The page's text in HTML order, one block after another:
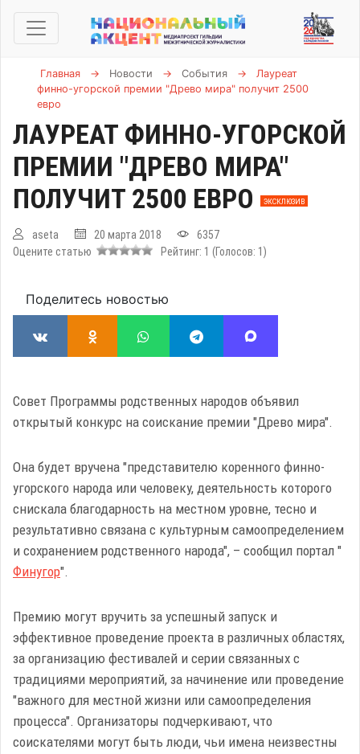
Главная → Новости → События →
Лауреат
финно-угорской премии "Древо мира" получит 2500
евро
ЛАУРЕАТ ФИННО-УГОРСКОЙ
ПРЕМИИ "ДРЕВО МИРА"
ПОЛУЧИТ 2500 ЕВРО
ЭКСКЛЮЗИВ
aseta 20 марта 2018
6357
Оцените статью
Рейтинг: 1 (Голосов: 1 )
Поделитесь новостью
Совет Программы родственных народов объявил
открытый конкурс на соискание премии "Древо мира".
Она будет вручена "представителю коренного финно-
угорского народа или человеку, деятельность которого
снискала благодарность на местном уровне, тесно и
результативно связана с культурным самоопределением
и сохранением родственного народа", – сообщил портал "
Финугор".
Премию могут вручить за успешный запуск и
эффективное проведение проекта в различных областях,
за организацию фестивалей и серии связанных с
традициями мероприятий, за начинение или проведение
"важного для местной жизни или самоопределения
процесса". Организаторы подчеркивают, что
соискателями могут быть люди, чьи имена неизвестны